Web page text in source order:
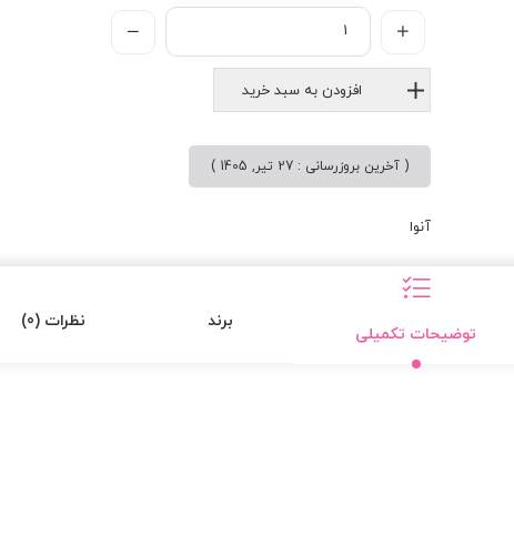
افزودن به سبد خرید
( آخرین بروزرسانی : 27 تیر, 1405 )
آنوا
توضیحات تکمیلی
برند نظرات (0)